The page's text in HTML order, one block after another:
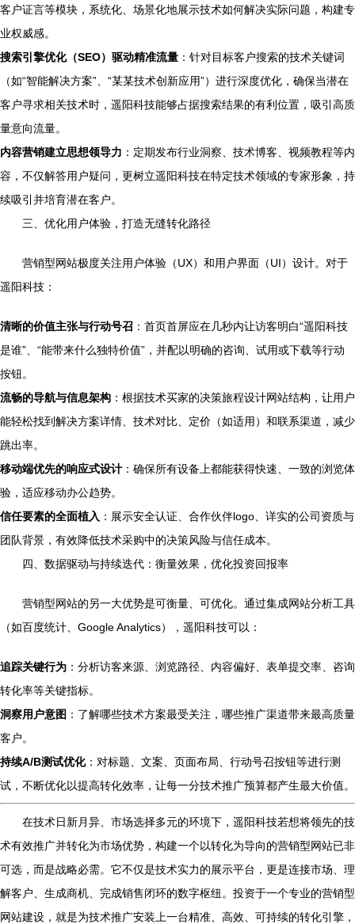
客户证言等模块，系统化、场景化地展示技术如何解决实际问题，构建专
业权威感。
搜索引擎优化（SEO）驱动精准流量 ：针对目标客户搜索的技术关键词
（如“智能解决方案”、“某某技术创新应用”）进行深度优化，确保当潜在
客户寻求相关技术时，遥阳科技能够占据搜索结果的有利位置，吸引高质
量意向流量。
内容营销建立思想领导力 ：定期发布行业洞察、技术博客、视频教程等内
容，不仅解答用户疑问，更树立遥阳科技在特定技术领域的专家形象，持
续吸引并培育潜在客户。
三、优化用户体验，打造无缝转化路径
营销型网站极度关注用户体验（UX）和用户界面（UI）设计。对于
遥阳科技：
清晰的价值主张与行动号召 ：首页首屏应在几秒内让访客明白“遥阳科技
是谁”、“能带来什么独特价值”，并配以明确的咨询、试用或下载等行动
按钮。
流畅的导航与信息架构 ：根据技术买家的决策旅程设计网站结构，让用户
能轻松找到解决方案详情、技术对比、定价（如适用）和联系渠道，减少
跳出率。
移动端优先的响应式设计 ：确保所有设备上都能获得快速、一致的浏览体
验，适应移动办公趋势。
信任要素的全面植入 ：展示安全认证、合作伙伴logo、详实的公司资质与
团队背景，有效降低技术采购中的决策风险与信任成本。
四、数据驱动与持续迭代：衡量效果，优化投资回报率
营销型网站的另一大优势是可衡量、可优化。通过集成网站分析工具
（如百度统计、Google Analytics），遥阳科技可以：
追踪关键行为 ：分析访客来源、浏览路径、内容偏好、表单提交率、咨询
转化率等关键指标。
洞察用户意图 ：了解哪些技术方案最受关注，哪些推广渠道带来最高质量
客户。
持续A/B测试优化：对标题、文案、页面布局、行动号召按钮等进行测
试，不断优化以提高转化效率，让每一分技术推广预算都产生最大价值。
在技术日新月异、市场选择多元的环境下，遥阳科技若想将领先的技
术有效推广并转化为市场优势，构建一个以转化为导向的营销型网站已非
可选，而是战略必需。它不仅是技术实力的展示平台，更是连接市场、理
解客户、生成商机、完成销售闭环的数字枢纽。投资于一个专业的营销型
网站建设，就是为技术推广安装上一台精准、高效、可持续的转化引擎，